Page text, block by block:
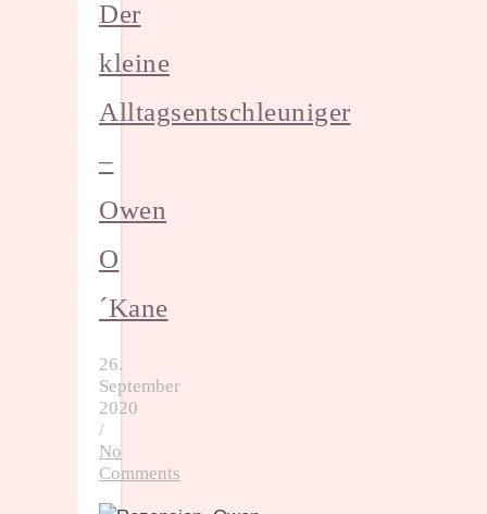
Der
kleine
Alltagsentschleuniger
–
Owen
O
´Kane
26.
September
2020
/
No
Comments